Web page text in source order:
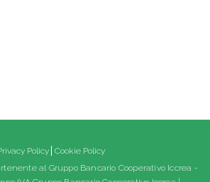
Policy Cookie Policy
al Gruppo Bancario Cooperativo Iccrea -